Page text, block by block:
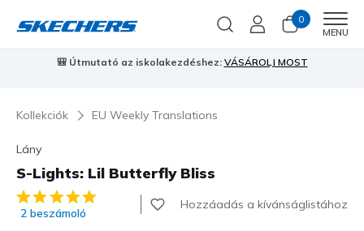
0
MENU
VÁSÁROLJ MOST ⭐Skechers VIP:45 napos
Kollekciók EU Weekly Translations
Lány
S-Lights: Lil Butterfly Bliss
4,7 az 5-ből ügyfélértékelés
2 beszámoló
Hozzáadás a kívánságlistához